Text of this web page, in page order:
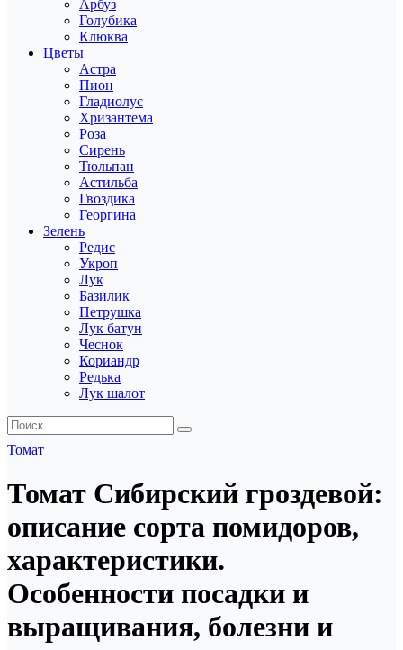
Арбуз
Голубика
Клюква
Цветы
Астра
Пион
Гладиолус
Хризантема
Роза
Сирень
Тюльпан
Астильба
Гвоздика
Георгина
Зелень
Редис
Укроп
Лук
Базилик
Петрушка
Лук батун
Чеснок
Кориандр
Редька
Лук шалот
Томат
Томат Сибирский гроздевой:
описание сорта помидоров,
характеристики.
Особенности посадки и
выращивания, болезни и